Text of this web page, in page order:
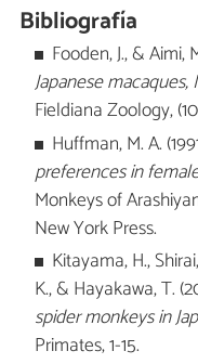
Bibliografía
Fooden, J., & Aimi,
Japanese macaques,
Fieldiana Zoology,
Huffman, M. A.
preferences in
Monkeys of
New York Press.
Kitayama, H.,
K., & Hayakawa, T.
spider monkeys in
Primates, 1-15.